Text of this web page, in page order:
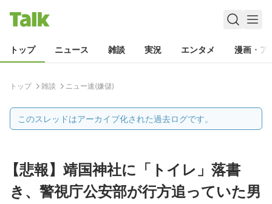
トップ ニュース 雑談 実況 エンタメ 漫画・ア
トップ 雑談 ニュー速(嫌儲)
このスレッドはアーカイブ化された過去ログです。
【悲報】靖国神社に「トイレ」落書
き、警視庁公安部が行方追っていた男